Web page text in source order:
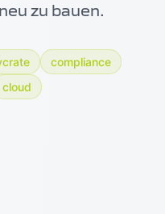
zu bauen.
compliance
cloud